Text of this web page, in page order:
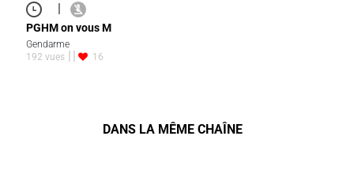
|
PGHM on vous M
Gendarme
192 vues
16
DANS LA MÊME CHAÎNE